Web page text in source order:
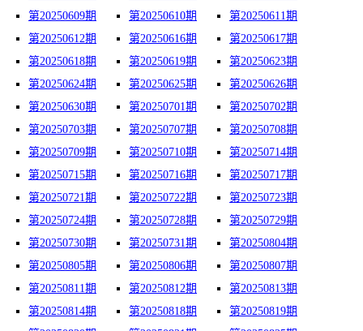
第20250609期
第20250610期
第20250611期
第20250612期
第20250616期
第20250617期
第20250618期
第20250619期
第20250623期
第20250624期
第20250625期
第20250626期
第20250630期
第20250701期
第20250702期
第20250703期
第20250707期
第20250708期
第20250709期
第20250710期
第20250714期
第20250715期
第20250716期
第20250717期
第20250721期
第20250722期
第20250723期
第20250724期
第20250728期
第20250729期
第20250730期
第20250731期
第20250804期
第20250805期
第20250806期
第20250807期
第20250811期
第20250812期
第20250813期
第20250814期
第20250818期
第20250819期